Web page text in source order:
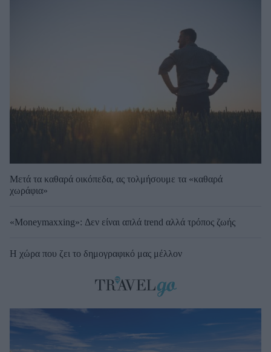
Μετά τα καθαρά οικόπεδα, ας τολμήσουμε τα «καθαρά
χωράφια»
«Moneymaxxing»: Δεν είναι απλά trend αλλά τρόπος ζωής
Η χώρα που ζει το δημογραφικό μας μέλλον